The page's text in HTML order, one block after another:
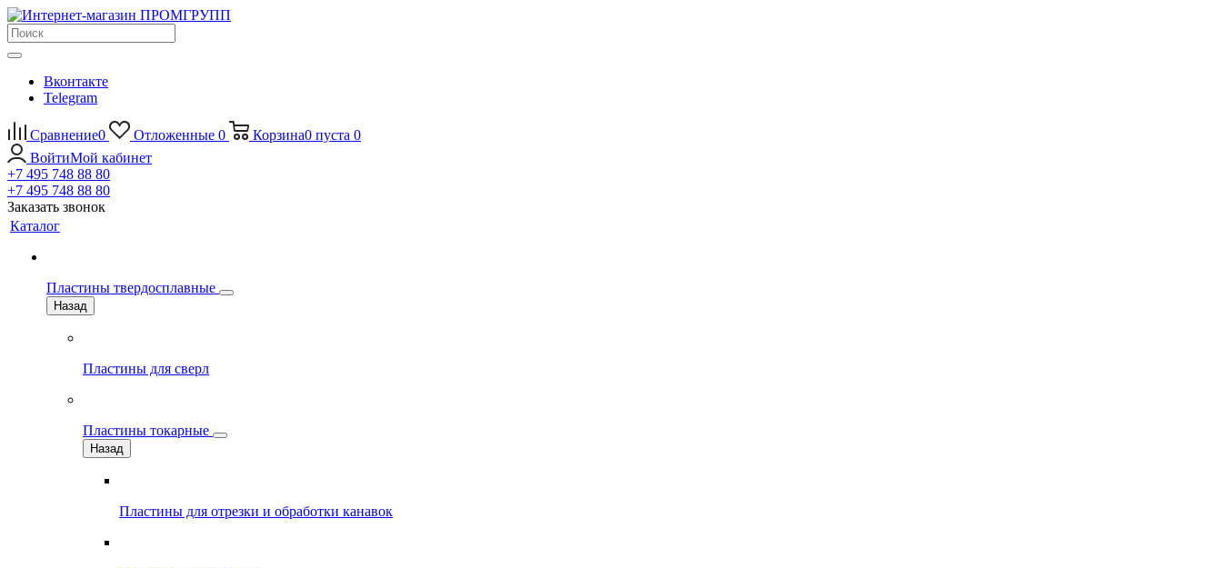
Вконтакте
Telegram
Сравнение0 Отложенные 0 Корзина0 пуста 0
ВойтиМой кабинет
+7 495 748 88 80
+7 495 748 88 80
Заказать звонок
Каталог
Пластины твердосплавные
Назад
Пластины для сверл
Пластины токарные
Назад
Пластины для отрезки и обработки канавок